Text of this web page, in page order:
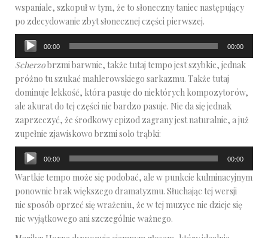
wspaniale, szkopuł w tym, że to słoneczny taniec następujący
po zdecydowanie zbyt słonecznej części pierwszej.
Odtwarzacz
plików
dźwiękowych
00:00 00:00
Scherzobrzmi barwnie, także tutaj tempo jest szybkie, jednak
próżno tu szukać mahlerowskiego sarkazmu. Także tutaj
dominuje lekkość, która pasuje do niektórych kompozytorów,
ale akurat do tej części nie bardzo pasuje. Nie da się jednak
zaprzeczyć, że środkowy epizod zagrany jest naturalnie, a już
zupełnie zjawiskowo brzmi solo trąbki:
Odtwarzacz
plików
dźwiękowych
00:00 00:00
Wartkie tempo może się podobać, ale w punkcie kulminacyjnym
ponownie brak większego dramatyzmu. Słuchając tej wersji
nie sposób oprzeć się wrażeniu, że w tej muzyce nie dzieje się
nic wyjątkowego ani szczególnie ważnego.